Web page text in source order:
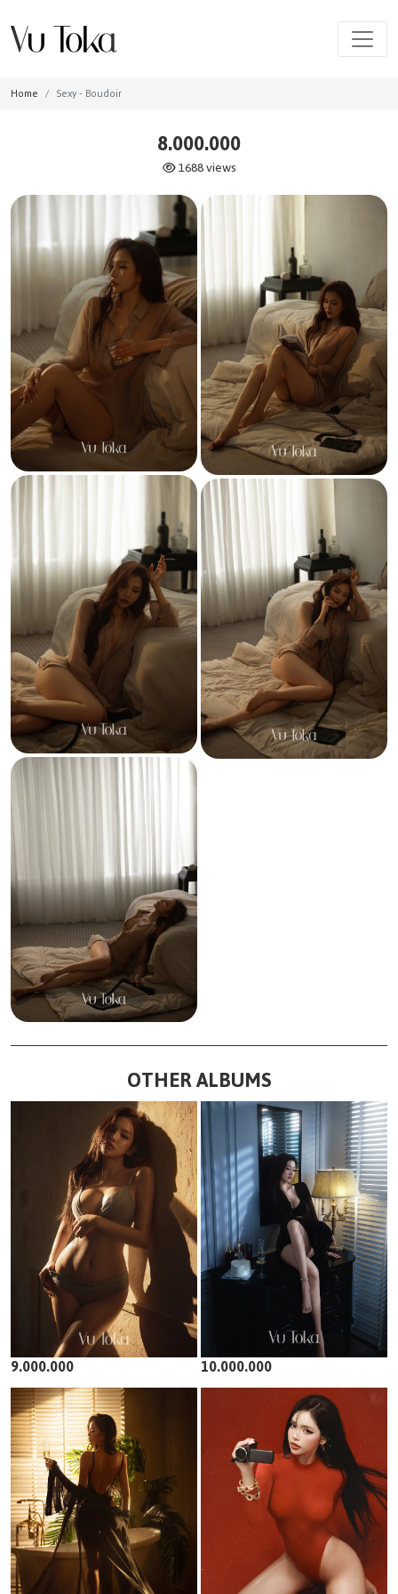
Home Sexy - Boudoir
8.000.000
1688 views
OTHER ALBUMS
9.000.000 10.000.000